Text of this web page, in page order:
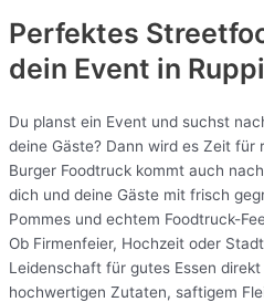
Perfektes
dein Event in
Du planst ein Event und suchst
deine Gäste? Dann wird es Zeit
Burger Foodtruck kommt auch
dich und deine Gäste mit frisch
Pommes und echtem Foodtruck-
Ob Firmenfeier, Hochzeit oder
Leidenschaft für gutes Essen
hochwertigen Zutaten, saftigem